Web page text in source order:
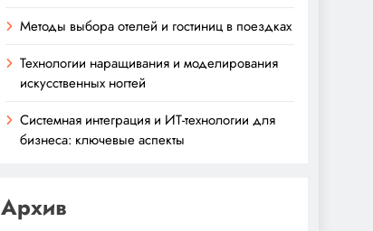
Методы выбора отелей и гостиниц в поездках
Технологии наращивания и моделирования
искусственных ногтей
Системная интеграция и ИТ-технологии для
бизнеса: ключевые аспекты
Архив